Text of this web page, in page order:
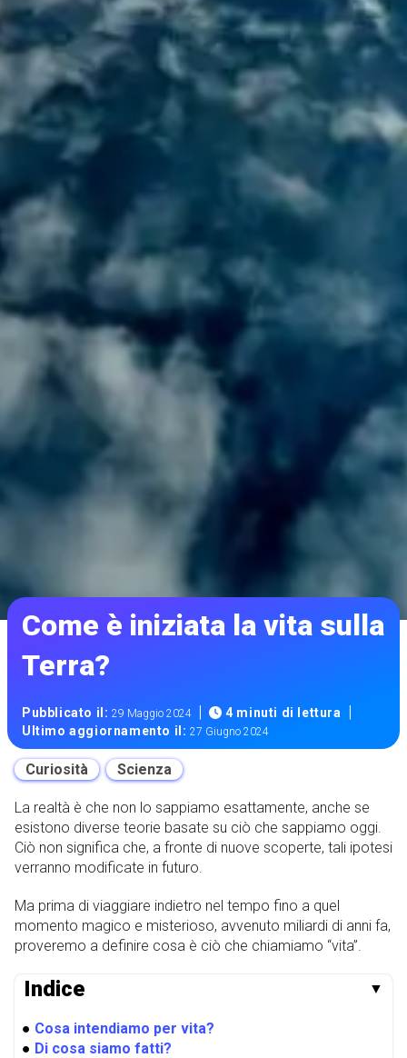
Come è iniziata la vita sulla
Terra?
Pubblicato il:29 Maggio 2024 | 4 minuti di lettura |
Ultimo aggiornamento il:27 Giugno 2024
Curiosità Scienza
La realtà è che non lo sappiamo esattamente, anche se
esistono diverse teorie basate su ciò che sappiamo oggi.
Ciò non significa che, a fronte di nuove scoperte, tali ipotesi
verranno modificate in futuro.
Ma prima di viaggiare indietro nel tempo fino a quel
momento magico e misterioso, avvenuto miliardi di anni fa,
proveremo a definire cosa è ciò che chiamiamo “vita”.
Indice ▼
● Cosa intendiamo per vita?
● Di cosa siamo fatti?